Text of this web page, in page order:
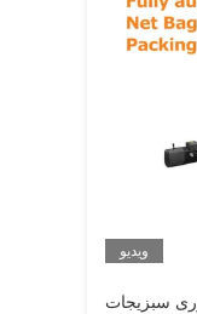
ویدیو
سبزیجات